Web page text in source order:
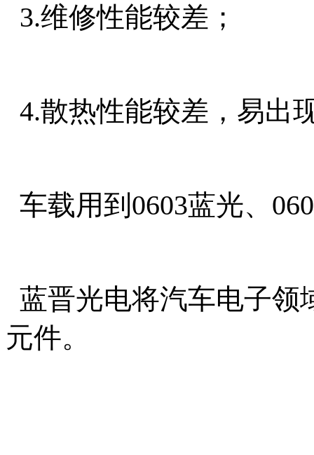
3.维修性能较差；
4.散热性能较差，易出
车载用到0603蓝光、
蓝晋光电将汽车电子领
元件。